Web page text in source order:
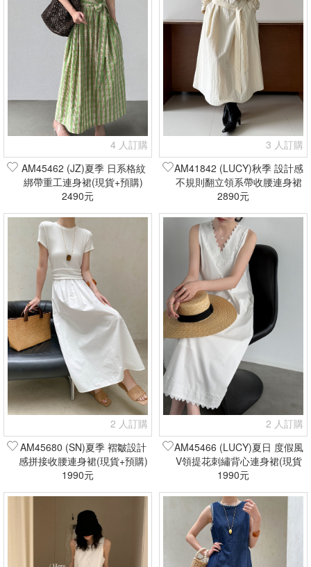
4 人訂購
AM45462 (JZ)夏季 日系格紋
綁帶重工連身裙(現貨+預購)
2490元
3 人訂購
AM41842 (LUCY)秋季 設計感
不規則翻立領系帶收腰連身裙
(現貨+預購)
2890元
2 人訂購
AM45680 (SN)夏季 褶皺設計
感拼接收腰連身裙(現貨+預購)
1990元
2 人訂購
AM45466 (LUCY)夏日 度假風
V領提花刺繡背心連身裙(現貨
+預購)
1990元